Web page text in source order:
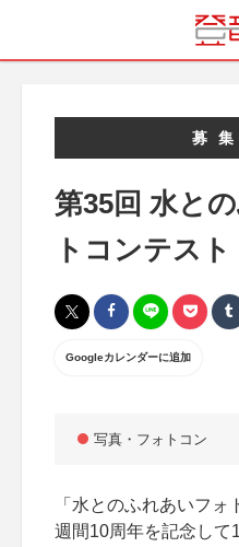
募
第35回 水と
トコンテスト
Googleカレンダーに追加
写真・フォトコン
「水とのふれあいフ
週間10周年を記念して